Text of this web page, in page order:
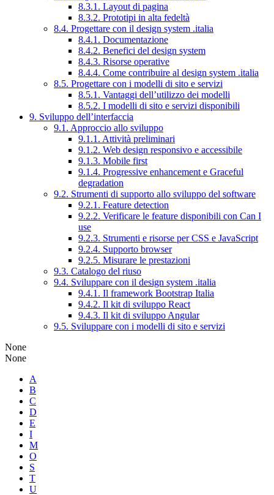
8.3.1. Layout di pagina
8.3.2. Prototipi in alta fedeltà
8.4. Progettare con il design system .italia
8.4.1. Documentazione
8.4.2. Benefici del design system
8.4.3. Risorse operative
8.4.4. Come contribuire al design system .italia
8.5. Progettare con i modelli di sito e servizi
8.5.1. Vantaggi dell’utilizzo dei modelli
8.5.2. I modelli di sito e servizi disponibili
9. Sviluppo dell’interfaccia
9.1. Approccio allo sviluppo
9.1.1. Attività preliminari
9.1.2. Web design responsivo e accessibile
9.1.3. Mobile first
9.1.4. Progressive enhancement e Graceful
degradation
9.2. Strumenti di supporto allo sviluppo del software
9.2.1. Feature detection
9.2.2. Verificare le feature disponibili con Can I
use
9.2.3. Strumenti e risorse per CSS e JavaScript
9.2.4. Supporto browser
9.2.5. Misurare le prestazioni
9.3. Catalogo del riuso
9.4. Sviluppare con il design system .italia
9.4.1. Il framework Bootstrap Italia
9.4.2. Il kit di sviluppo React
9.4.3. Il kit di sviluppo Angular
9.5. Sviluppare con i modelli di sito e servizi
None
None
A
B
C
D
E
I
M
O
S
T
U